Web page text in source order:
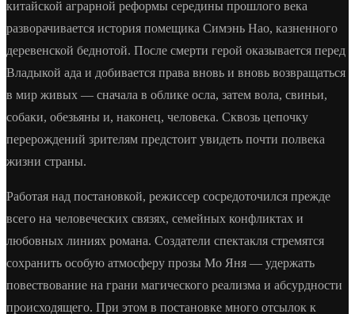
китайской аграрной реформы середины прошлого века
разворачивается история помещика Симэнь Нао, казненного
деревенской беднотой. После смерти герой оказывается перед
Владыкой ада и добивается права вновь и вновь возвращаться
в мир живых — сначала в облике осла, затем вола, свиньи,
собаки, обезьяны и, наконец, человека. Сквозь цепочку
перерождений зрителям предстоит увидеть почти полвека
жизни страны.
Работая над постановкой, режиссер сосредоточился прежде
всего на человеческих связях, семейных конфликтах и
любовных линиях романа. Создатели спектакля стремятся
сохранить особую атмосферу прозы Мо Яня — удержать
повествование на грани магического реализма и абсурдности
происходящего. При этом в постановке много отсылок к